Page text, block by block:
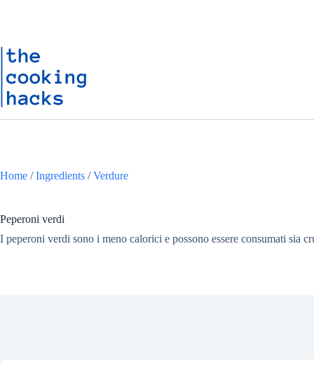
t
o
n
u
t
Home /Ingredients /Verdure
Peperoni verdi
I peperoni verdi sono i meno calorici e possono essere consumati sia